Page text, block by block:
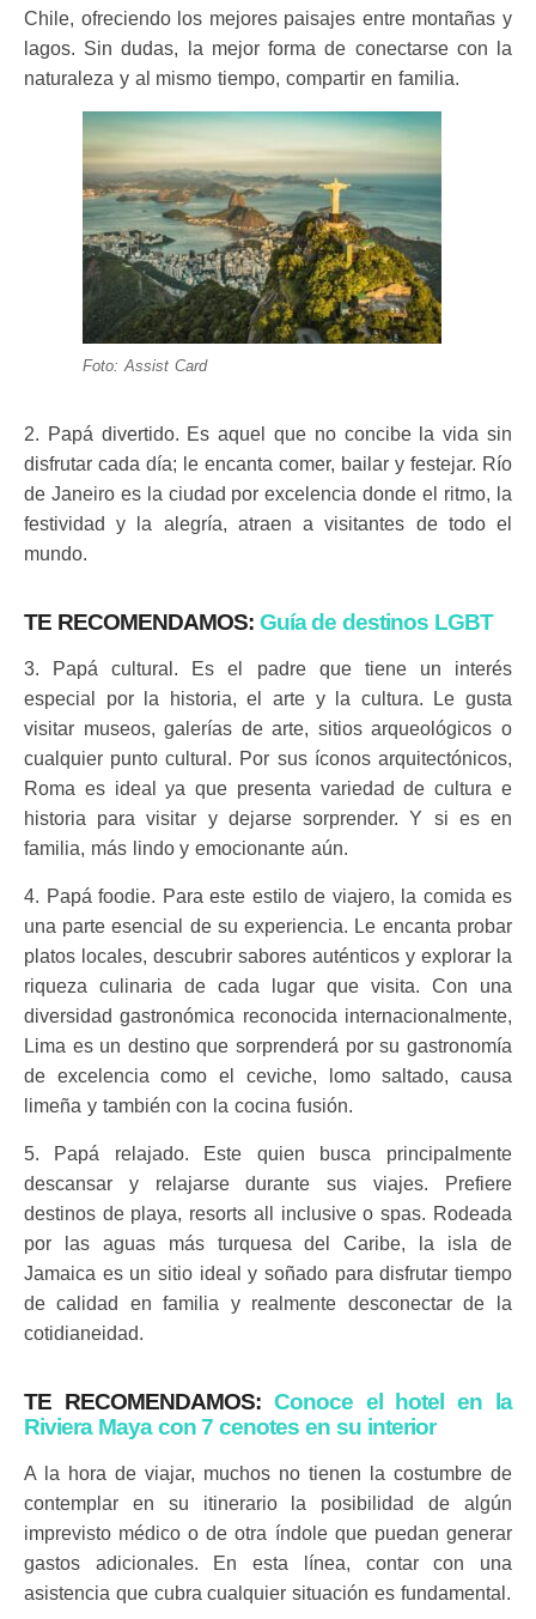
Chile, ofreciendo los mejores paisajes entre montañas y
lagos. Sin dudas, la mejor forma de conectarse con la
naturaleza y al mismo tiempo, compartir en familia.
Foto: Assist Card
2. Papá divertido. Es aquel que no concibe la vida sin
disfrutar cada día; le encanta comer, bailar y festejar. Río
de Janeiro es la ciudad por excelenciadonde el ritmo, la
festividad y la alegría, atraen a visitantes de todo el
mundo.
TE RECOMENDAMOS: Guía de destinos LGBT
3. Papá cultural. Es el padre que tiene un interés
especial por la historia, el arte y la cultura. Le gusta
visitar museos, galerías de arte, sitios arqueológicos o
cualquier punto cultural. Por sus íconos arquitectónicos,
Roma es ideal ya que presenta variedad de cultura e
historia para visitar y dejarse sorprender. Y si es en
familia, más lindo y emocionante aún.
4. Papá foodie. Para este estilo de viajero, la comida es
una parte esencial de su experiencia. Le encanta probar
platos locales, descubrir sabores auténticos y explorar la
riqueza culinaria de cada lugar que visita. Con una
diversidad gastronómica reconocida internacionalmente,
Lima es un destino que sorprenderá por su gastronomía
de excelencia como el ceviche, lomo saltado, causa
limeña y también con la cocina fusión.
5. Papá relajado. Este quien busca principalmente
descansar y relajarse durante sus viajes. Prefiere
destinos de playa, resorts all inclusive o spas. Rodeada
por las aguas más turquesa del Caribe, la isla de
Jamaica es un sitio ideal y soñado para disfrutar tiempo
de calidad en familia y realmente desconectar de la
cotidianeidad.
TE RECOMENDAMOS: Conoce el hotel en la
Riviera Maya con 7 cenotes en su interior
A la hora de viajar, muchos no tienen la costumbre de
contemplar en su itinerario la posibilidad de algún
imprevisto médico o de otra índole que puedan generar
gastos adicionales. En esta línea, contar con una
asistencia que cubra cualquier situación es fundamental.